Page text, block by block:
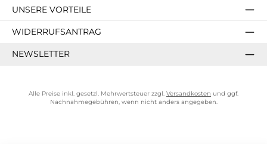
UNSERE VORTEILE
WIDERRUFSANTRAG
NEWSLETTER
Alle Preise inkl. gesetzl. Mehrwertsteuer zzgl. Versandkosten und ggf.
Nachnahmegebühren, wenn nicht anders angegeben.